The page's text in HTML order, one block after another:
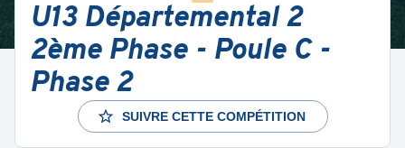
U13 Départemental 2
2ème Phase - Poule C -
Phase 2
SUIVRE CETTE COMPÉTITION